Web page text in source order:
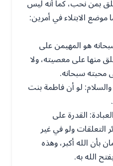
بمن نحب، كما أنه ليس
موضع الابتلاء في أمرين:
هو المهيمن على
منها على معصيته، ولا
سبحانه.
لو أن فاطمة بنت
القدرة على
التعلقات ولو في غير
بأن الله أكبر، وهذه
الله به.